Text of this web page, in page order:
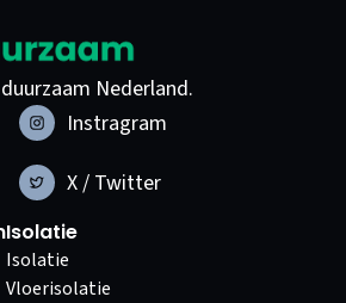
Nederland.
Instragram
X / Twitter
Isolatie
Isolatie
Vloerisolatie